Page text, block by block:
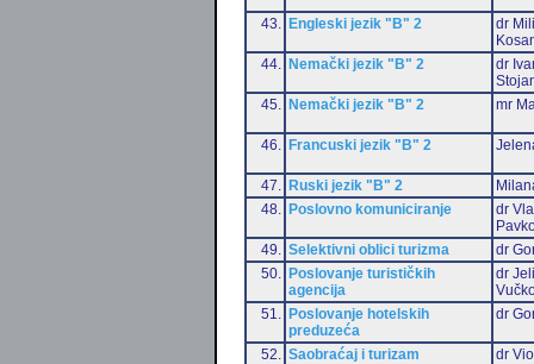
43. Engleski jezik "B" 2
dr
44.
Nemački jezik "B" 2
dr
45.
Nemački jezik "B" 2 mr
46. Francuski jezik "B" 2
47. Ruski jezik "B" 2
48.
Poslovno komuniciranje
dr
49.
Selektivni oblici turizma
dr
50.
Poslovanje turističkih
agencija
dr
51.
Poslovanje hotelskih
preduzeća
dr
52. Saobraćaj i turizam
dr